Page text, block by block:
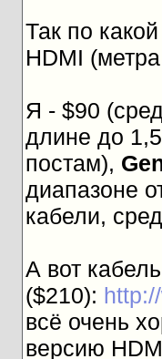
Так по
HDMI
Я - $90
длине до
постам),
диапазоне
кабели,
А вот
($210):
всё очень
версию